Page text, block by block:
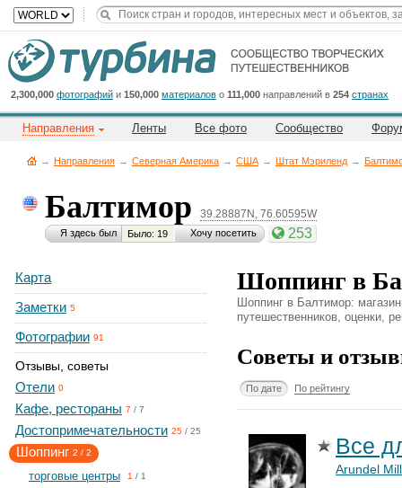
2,300,000 фотографий и 150,000 материалов о 111,000 направлений в 254 странах
Направления Ленты Все фото Сообщество
→ Направления → Северная Америка → CША → Штат Мэриленд →
Балтимор 39.28887N, 76.60595W
Я здесь был Было: 19 Хочу посетить 253
Карта
Заметки 5
Фотографии 91
Отзывы, советы
Отели 0
Кафе, рестораны 7 / 7
Достопримечательности 25 / 25
Шоппинг 2 / 2
торговые центры 1 / 1
Шоппинг в
Шоппинг в Балтимор:
путешественников, оценки,
Советы и
По дате По рейтингу
Все
Arundel
Cейчас
на
сайте:
Title
Button